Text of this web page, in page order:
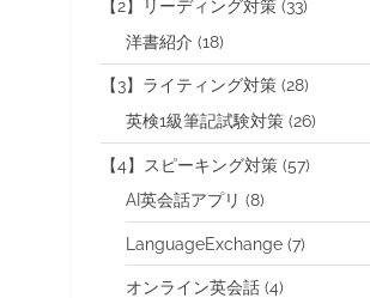
【2】リーディング対策 (33)
洋書紹介 (18)
【3】ライティング対策 (28)
英検1級筆記試験対策 (26)
【4】スピーキング対策 (57)
AI英会話アプリ (8)
LanguageExchange (7)
オンライン英会話 (4)